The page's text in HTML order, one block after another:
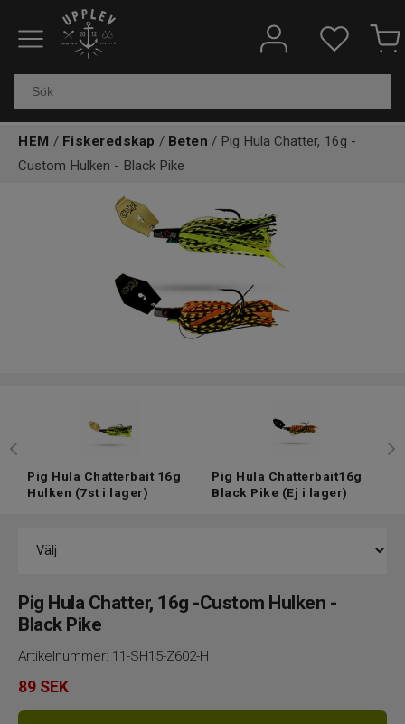
Fiskeredskap
Kläder & skor
HEM / Fiskeredskap / Beten / Pig Hula Chatter, 16g -
Custom Hulken - Black Pike
Pig Hula Chatterbait 16g
Hulken (7st i lager)
Pig Hula Chatterbait16g
Black Pike (Ej i lager)
Pig Hula Chatter, 16g -Custom Hulken -
Black Pike
Artikelnummer: 11-SH15-Z602-H
89 SEK